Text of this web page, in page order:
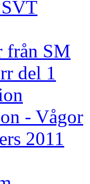
från SM
del 1
- Vågor
2011